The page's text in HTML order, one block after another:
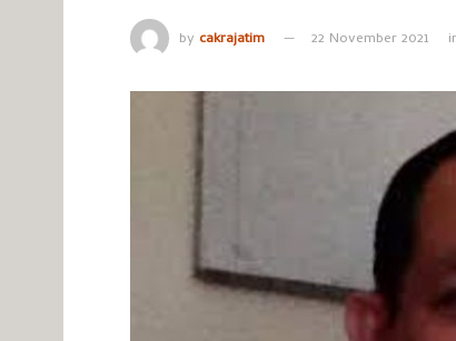
by cakrajatim 22 November 2021